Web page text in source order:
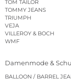
TOM TAILOR
TOMMY JEANS
TRIUMPH
VEJA
VILLEROY & BOCH
WMF
Damenmode &
BALLOON / BARREL